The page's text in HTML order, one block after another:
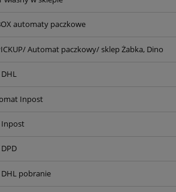
Cena nie zawiera
automaty paczkowe
Automat paczkowy/ sklep Żabka, Dino
Inpost
pobranie